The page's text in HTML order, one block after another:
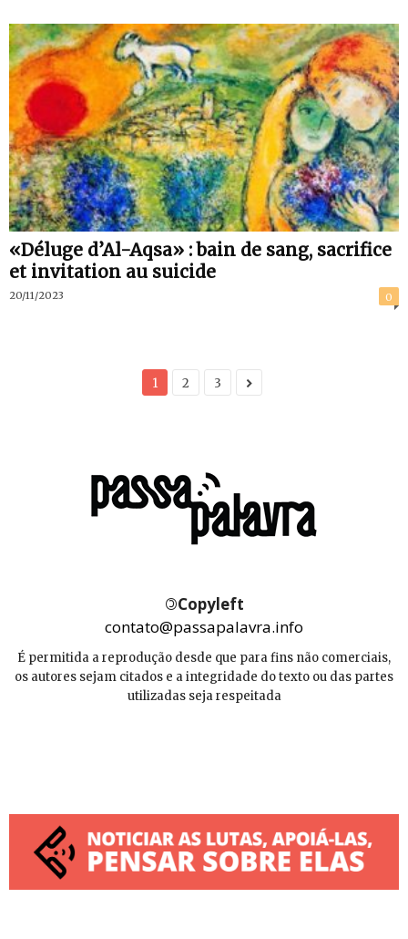
«Déluge d’Al-Aqsa» : bain de sang, sacrifice
et invitation au suicide
20/11/2023 0
1 2 3
©Copyleft
contato@passapalavra.info
É permitida a reprodução desde que para fins não comerciais,
os autores sejam citados e a integridade do texto ou das partes
utilizadas seja respeitada